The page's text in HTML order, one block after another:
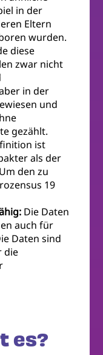
in der
Eltern
wurden.
diese
zwar nicht
in der
und
gezählt.
ist
als der
den zu
19
Die Daten
auch für
Daten sind
die
es?